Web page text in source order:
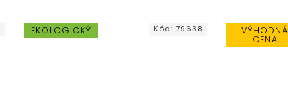
EKOLOGICKÝ Kód:79638 VÝHODNÁ
CENA